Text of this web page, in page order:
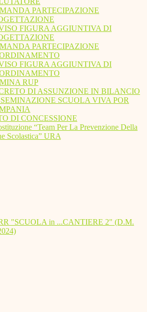
PARTECIPAZIONE
FIGURA AGGIUNTIVA DI
PARTECIPAZIONE
FIGURA AGGIUNTIVA DI
RUP
DI ASSUNZIONE IN BILANCIO
SCUOLA VIVA POR
DI CONCESSIONE
“Team Per La Prevenzione Della
Scolastica” URA
"SCUOLA in ...CANTIERE 2" (D.M.